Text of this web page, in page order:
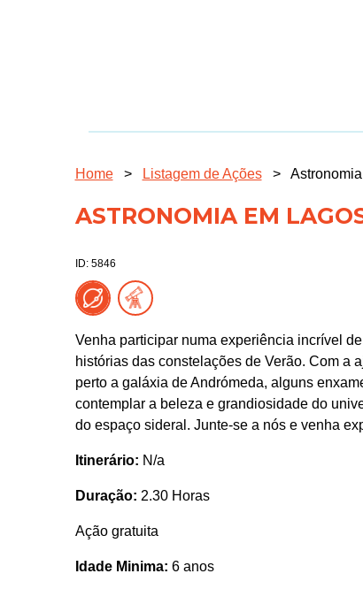
Home > Listagem de Ações >
ASTRONOMIA EM
ID: 5846
Venha participar numa experiência incrível
histórias das constelações de Verão. Com a
perto a galáxia de Andrómeda, alguns
contemplar a beleza e grandiosidade do
do espaço sideral. Junte-se a nós e venha
Itinerário: N/a
Duração: 2.30 Horas
Ação gratuita
Idade Minima: 6 anos